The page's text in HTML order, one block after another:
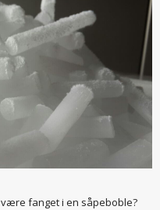
fanget i en såpeboble?